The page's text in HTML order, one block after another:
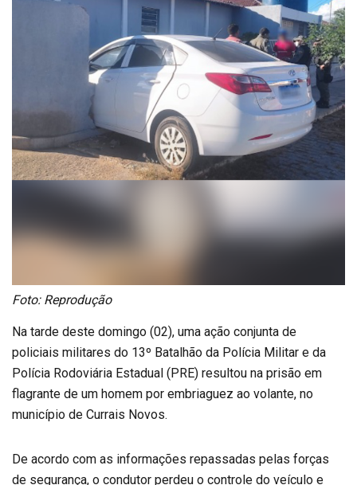
Foto: Reprodução
Na tarde deste domingo (02), uma ação conjunta de
policiais militares do 13º Batalhão da Polícia Militar e da
Polícia Rodoviária Estadual (PRE) resultou na prisão em
flagrante de um homem por embriaguez ao volante, no
município de Currais Novos.
De acordo com as informações repassadas pelas forças
de segurança, o condutor perdeu o controle do veículo e